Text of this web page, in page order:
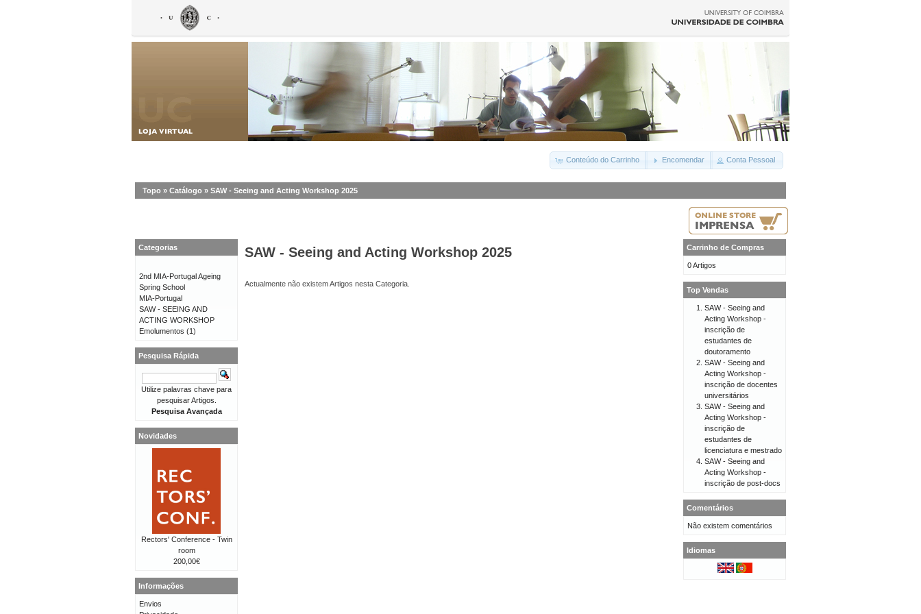
Conteúdo do Carrinho Encomendar Conta Pessoal
Topo » Catálogo » SAW - Seeing and Acting Workshop 2025
SAW - Seeing and Acting Workshop 2025
Actualmente não existem Artigos nesta Categoria.
Categorias
2nd MIA-Portugal Ageing
Spring School
MIA-Portugal
SAW - SEEING AND
ACTING WORKSHOP
Emolumentos (1)
Pesquisa Rápida
Utilize palavras chave para
pesquisar Artigos.
Pesquisa Avançada
Novidades
Rectors' Conference - Twin
room
200,00€
Informações
Envios
Carrinho de Compras
0 Artigos
Top Vendas
SAW - Seeing and
Acting Workshop -
inscrição de
estudantes de
doutoramento
SAW - Seeing and
Acting Workshop -
inscrição de docentes
universitários
SAW - Seeing and
Acting Workshop -
inscrição de
estudantes de
licenciatura e mestrado
SAW - Seeing and
Acting Workshop -
inscrição de post-docs
Comentários
Não existem comentários
Idiomas